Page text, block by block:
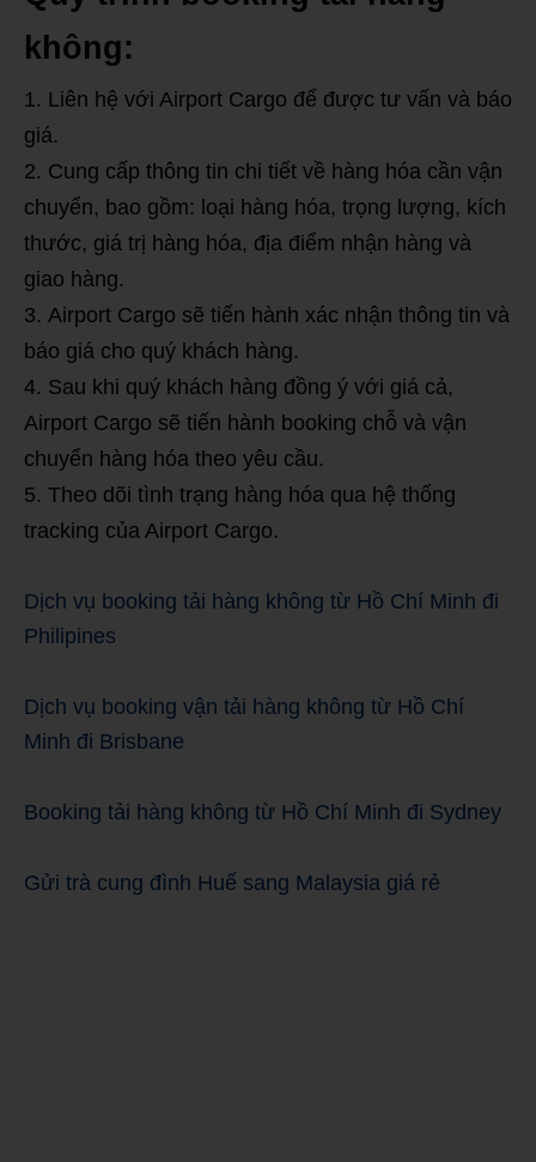
không:
Liên hệ với Airport Cargo để được tư vấn và báo
giá.
Cung cấp thông tin chi tiết về hàng hóa cần vận
chuyển, bao gồm: loại hàng hóa, trọng lượng, kích
thước, giá trị hàng hóa, địa điểm nhận hàng và
giao hàng.
Airport Cargo sẽ tiến hành xác nhận thông tin và
báo giá cho quý khách hàng.
Sau khi quý khách hàng đồng ý với giá cả,
Airport Cargo sẽ tiến hành booking chỗ và vận
chuyển hàng hóa theo yêu cầu.
Theo dõi tình trạng hàng hóa qua hệ thống
tracking của Airport Cargo.
Dịch vụ booking tải hàng không từ Hồ Chí Minh đi
Philipines
Dịch vụ booking vận tải hàng không từ Hồ Chí
Minh đi Brisbane
Booking tải hàng không từ Hồ Chí Minh đi Sydney
Gửi trà cung đình Huế sang Malaysia giá rẻ